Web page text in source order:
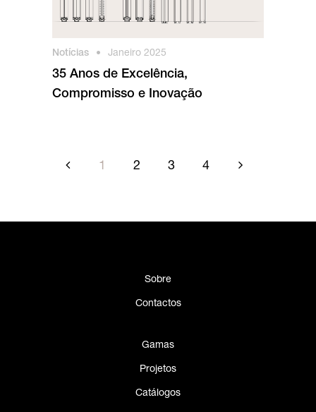
Notícias • Janeiro 2025
35 Anos de Excelência,
Compromisso e Inovação
1 2 3 4
Sobre
Contactos
Gamas
Projetos
Catálogos